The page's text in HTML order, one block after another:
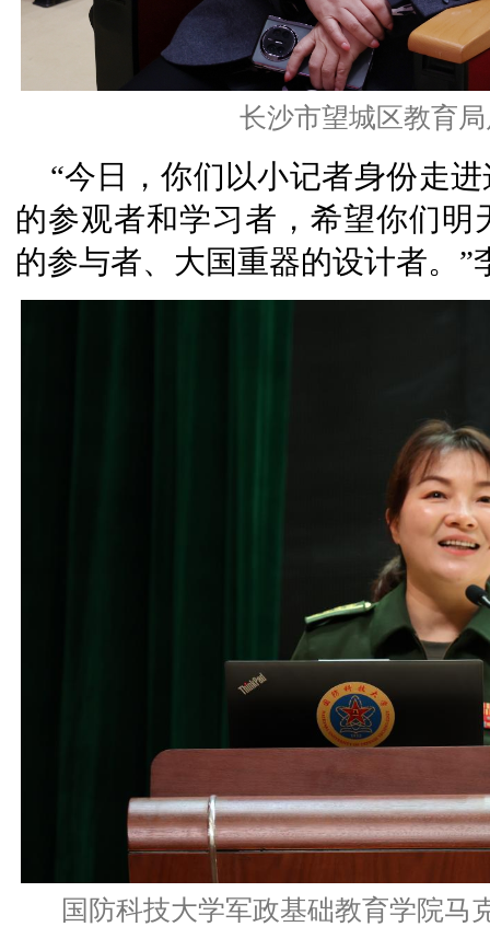
长沙市望城区教育
“今日，你们以小记者身份走
的参观者和学习者，希望你们
的参与者、大国重器的设计者。”
国防科技大学军政基础教育学院马